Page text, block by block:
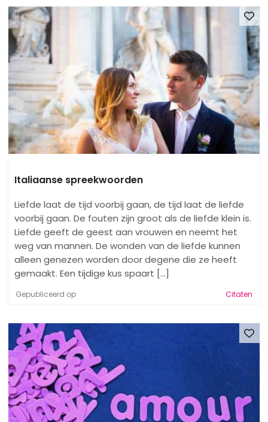
Italiaanse spreekwoorden
Liefde laat de tijd voorbij gaan, de tijd laat de liefde
voorbij gaan. De fouten zijn groot als de liefde klein is.
Liefde geeft de geest aan vrouwen en neemt het
weg van mannen. De wonden van de liefde kunnen
alleen genezen worden door degene die ze heeft
gemaakt. Een tijdige kus spaart [...]
Gepubliceerd op Citaten